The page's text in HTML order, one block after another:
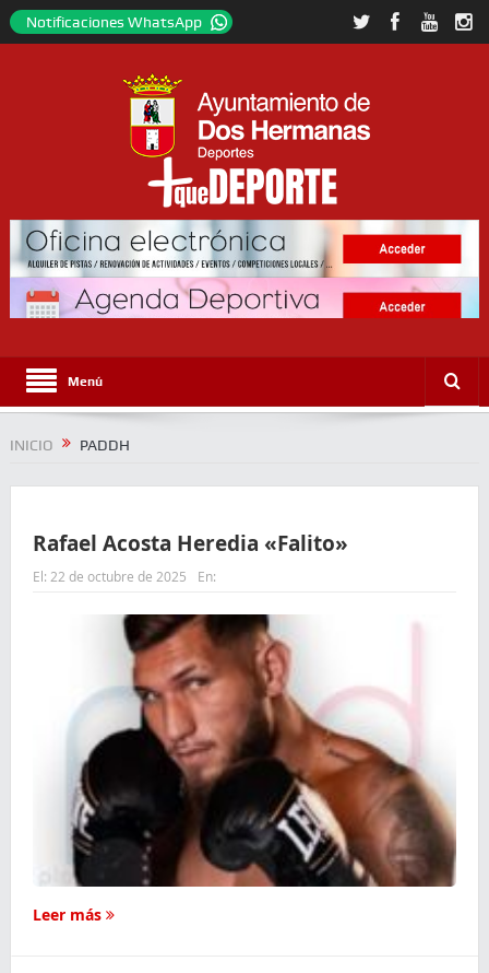
Notificaciones WhatsApp
Menú
INICIO PADDH
Rafael Acosta Heredia «Falito»
El: 22 de octubre de 2025 En:
Leer más